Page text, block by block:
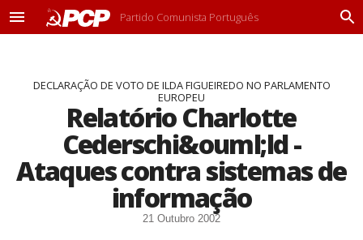
M
Partido Comunista Português
P
DECLARAÇÃO DE VOTO DE ILDA FIGUEIREDO NO PARLAMENTO
EUROPEU
Relatório Charlotte
Cederschi&ouml;ld -
Ataques contra sistemas de
informação
21 Outubro 2002